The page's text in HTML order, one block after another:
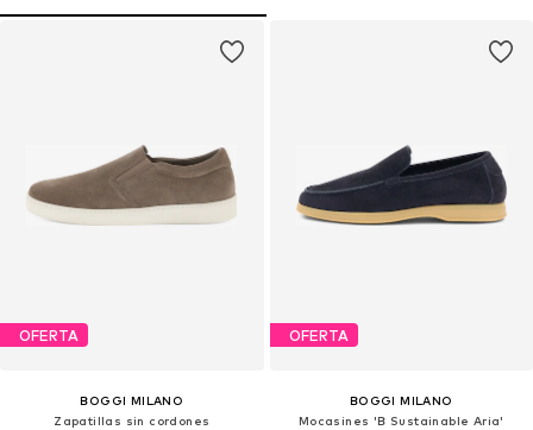
OFERTA
BOGGI MILANO
Zapatillas sin cordones
OFERTA
BOGGI MILANO
Mocasines 'B Sustainable Aria'